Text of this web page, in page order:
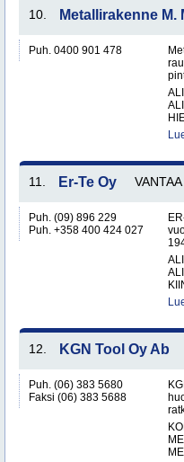
10. Metallirakenne M.
Puh. 0400 901 478
11. Er-Te Oy VANTAA
Puh. (09) 896 229
Puh. +358 400 424 027
12. KGN Tool Oy Ab
Puh. (06) 383 5680
Faksi (06) 383 5688